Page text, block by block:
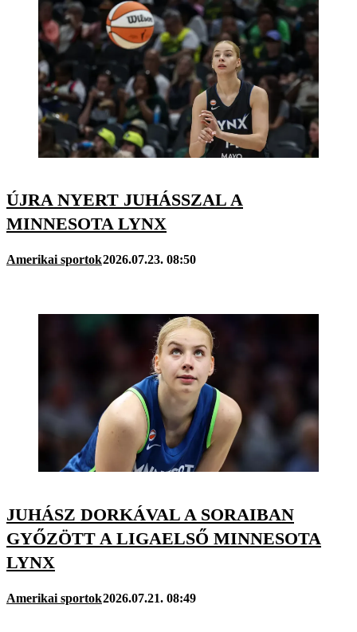
ÚJRA NYERT JUHÁSSZAL A
MINNESOTA LYNX
Amerikai sportok2026.07.23. 08:50
JUHÁSZ DORKÁVAL A SORAIBAN
GYŐZÖTT A LIGAELSŐ MINNESOTA
LYNX
Amerikai sportok2026.07.21. 08:49